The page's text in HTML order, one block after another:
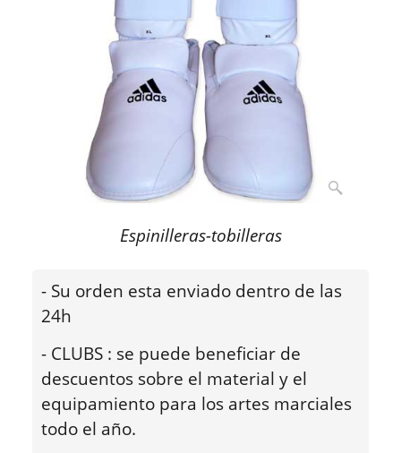
Espinilleras-tobilleras
- Su orden esta enviado dentro de las
24h
- CLUBS : se puede beneficiar de
descuentos sobre el material y el
equipamiento para los artes marciales
todo el año.